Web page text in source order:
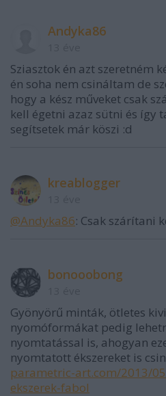
Andyka86
Sziasztok én azt szeretném
én soha nem csináltam de
hogy a kész műveket csak
kell égetni azaz sütni és így
segítsetek már köszi :d
kreablogger
@Andyka86: Csak szárítani
bonooobong
Gyönyörű minták, ötletes
nyomóformákat pedig
nyomtatással is, ahogyan
nyomtatott ékszereket is
parametric-art.com/2013/
ekszerek-fabol